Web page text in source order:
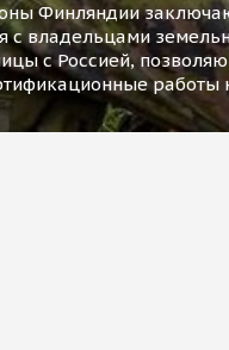
Финляндии
с владельцами
с Россией,
работы